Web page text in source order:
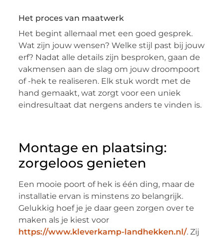
Het proces van maatwerk
Het begint allemaal met een goed gesprek.
Wat zijn jouw wensen? Welke stijl past bij jouw
erf? Nadat alle details zijn besproken, gaan de
vakmensen aan de slag om jouw droompoort
of -hek te realiseren. Elk stuk wordt met de
hand gemaakt, wat zorgt voor een uniek
eindresultaat dat nergens anders te vinden is.
Montage en plaatsing:
zorgeloos genieten
Een mooie poort of hek is één ding, maar de
installatie ervan is minstens zo belangrijk.
Gelukkig hoef je je daar geen zorgen over te
maken als je kiest voor
https://www.kleverkamp-landhekken.nl/. Zij